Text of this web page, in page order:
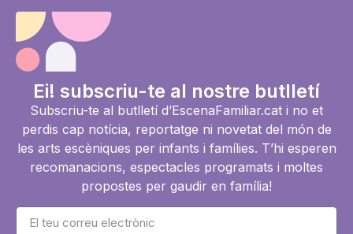
Ei! subscriu-te al nostre butlletí
Subscriu-te al butlletí d’EscenaFamiliar.cat i no et
perdis cap notícia, reportatge ni novetat del món de
les arts escèniques per infants i famílies. T’hi esperen
recomanacions, espectacles programats i moltes
propostes per gaudir en família!